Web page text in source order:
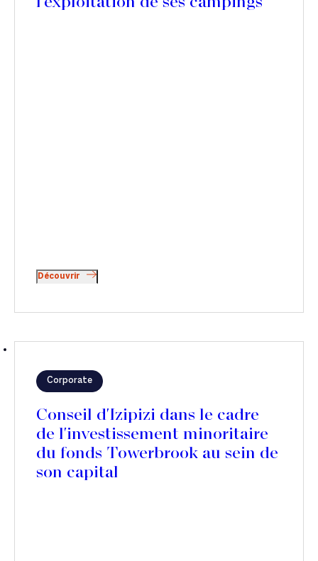
Découvrir
Corporate
Conseil d'Izipizi dans le cadre
de l'investissement minoritaire
du fonds Towerbrook au sein de
son capital